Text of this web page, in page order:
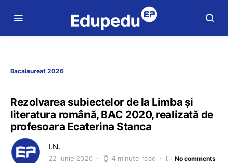
Bacalaureat 2026
Rezolvarea subiectelor de la Limba și
literatura română, BAC 2020, realizată de
profesoara Ecaterina Stanca
I.N.
22 iunie 2020 4 minute read No comments